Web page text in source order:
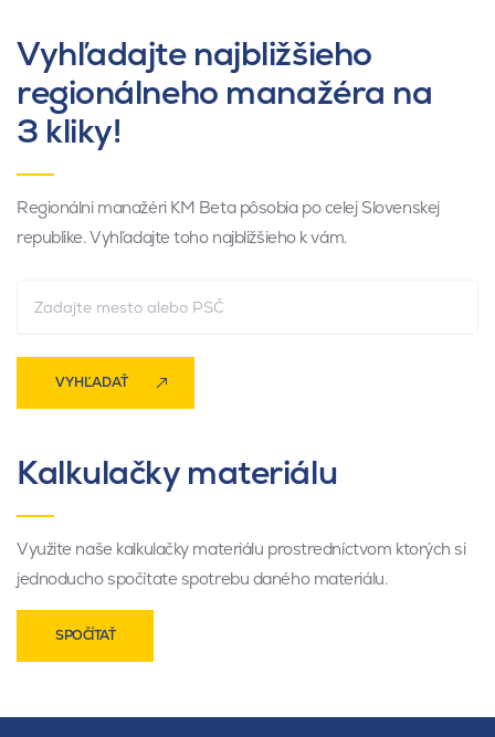
Vyhľadajte najbližšieho
regionálneho manažéra na
3 kliky!
Regionálni manažéri KM Beta pôsobia po celej Slovenskej
republike. Vyhľadajte toho najbližšieho k vám.
VYHĽADAŤ
Kalkulačky materiálu
Využite naše kalkulačky materiálu prostredníctvom ktorých si
jednoducho spočítate spotrebu daného materiálu.
SPOČÍTAŤ